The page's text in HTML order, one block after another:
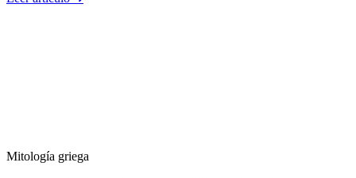
Mitología griega